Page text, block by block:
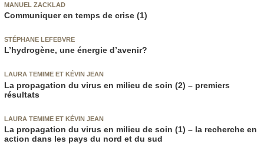
MANUEL ZACKLAD
Communiquer en temps de crise (1)
STÉPHANE LEFEBVRE
L’hydrogène, une énergie d’avenir?
LAURA TEMIME ET KÉVIN JEAN
La propagation du virus en milieu de soin (2) – premiers
résultats
LAURA TEMIME ET KÉVIN JEAN
La propagation du virus en milieu de soin (1) – la recherche en
action dans les pays du nord et du sud